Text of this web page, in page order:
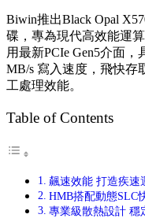
Biwin推出Black Opal
碟，專為現代高效能運
用最新PCIe Gen5介面，
MB/s 寫入速度，飛快存
工處理效能。
Table of Contents
飆速效能 打造疾速
HMB搭配動態SLC
專業級散熱設計 穩